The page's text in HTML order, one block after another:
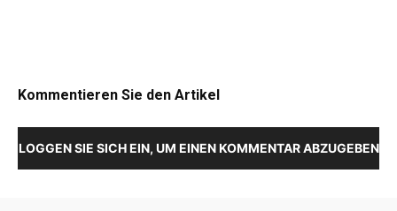
Kommentieren Sie den Artikel
LOGGEN SIE SICH EIN, UM EINEN KOMMENTAR ABZUGEBEN